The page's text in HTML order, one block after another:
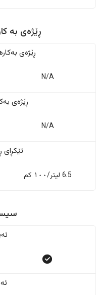
ڕێژەى به
ڕێژەى
N/A
ڕێژەى
N/A
تێکڕای
6.5 لیتر/١٠٠ کم